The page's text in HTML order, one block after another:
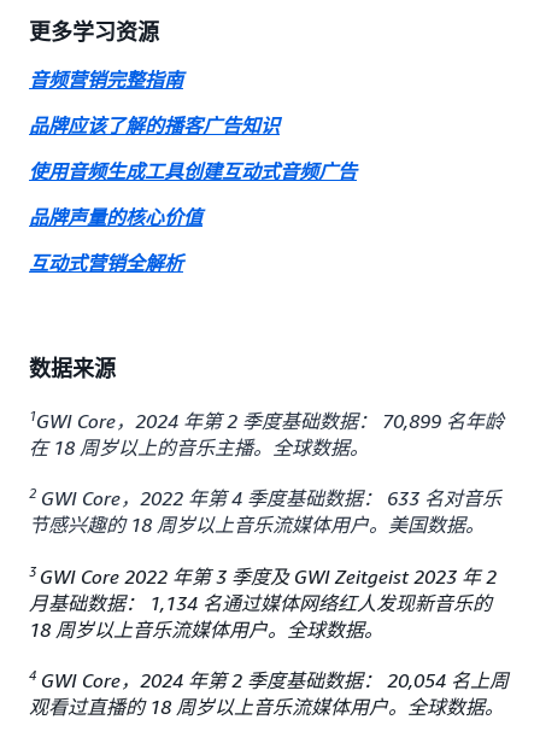
更多学习资源
音频营销完整指南
品牌应该了解的播客广告知识
使用音频生成工具创建互动式音频广告
品牌声量的核心价值
互动式营销全解析
数据来源
1GWI Core，2024 年第 2 季度基础数据： 70,899 名年龄
在 18 周岁以上的音乐主播。全球数据。
2 GWI Core，2022 年第 4 季度基础数据： 633 名对音乐
节感兴趣的 18 周岁以上音乐流媒体用户。美国数据。
3 GWI Core 2022 年第 3 季度及 GWI Zeitgeist 2023 年 2
月基础数据： 1,134 名通过媒体网络红人发现新音乐的
18 周岁以上音乐流媒体用户。全球数据。
4 GWI Core，2024 年第 2 季度基础数据： 20,054 名上周
观看过直播的 18 周岁以上音乐流媒体用户。全球数据。